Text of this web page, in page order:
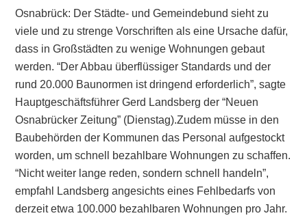
Osnabrück: Der Städte- und Gemeindebund sieht zu
viele und zu strenge Vorschriften als eine Ursache dafür,
dass in Großstädten zu wenige Wohnungen gebaut
werden. “Der Abbau überflüssiger Standards und der
rund 20.000 Baunormen ist dringend erforderlich”, sagte
Hauptgeschäftsführer Gerd Landsberg der “Neuen
Osnabrücker Zeitung” (Dienstag).Zudem müsse in den
Baubehörden der Kommunen das Personal aufgestockt
worden, um schnell bezahlbare Wohnungen zu schaffen.
“Nicht weiter lange reden, sondern schnell handeln”,
empfahl Landsberg angesichts eines Fehlbedarfs von
derzeit etwa 100.000 bezahlbaren Wohnungen pro Jahr.